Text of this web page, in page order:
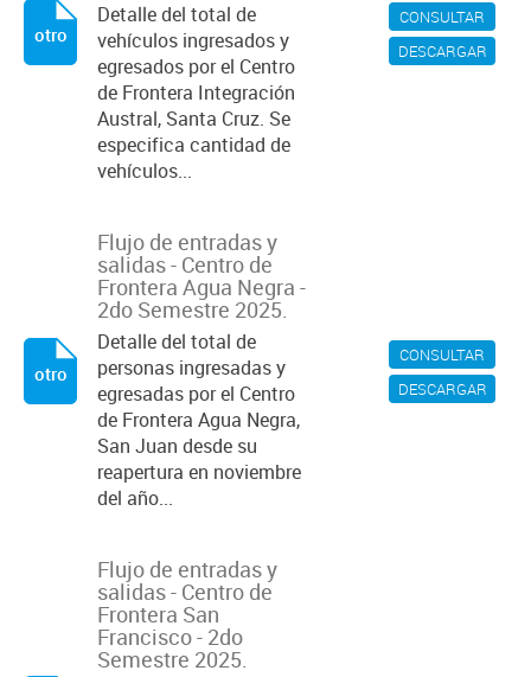
CONSULTAR
DESCARGAR
Detalle del total de
vehículos ingresados y
egresados por el Centro
de Frontera Integración
Austral, Santa Cruz. Se
especifica cantidad de
vehículos...
otro
CONSULTAR
DESCARGAR
Flujo de entradas y
salidas - Centro de
Frontera Agua Negra -
2do Semestre 2025.
Detalle del total de
personas ingresadas y
egresadas por el Centro
de Frontera Agua Negra,
San Juan desde su
reapertura en noviembre
del año...
otro
Flujo de entradas y
salidas - Centro de
Frontera San
Francisco - 2do
Semestre 2025.